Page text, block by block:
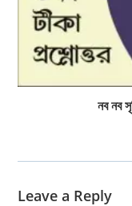
নব নব
Leave a Reply